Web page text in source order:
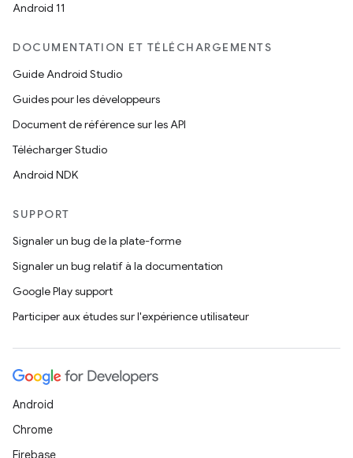
Android 11
DOCUMENTATION ET TÉLÉCHARGEMENTS
Guide Android Studio
Guides pour les développeurs
Document de référence sur les API
Télécharger Studio
Android NDK
SUPPORT
Signaler un bug de la plate-forme
Signaler un bug relatif à la documentation
Google Play support
Participer aux études sur l'expérience utilisateur
Android
Chrome
Firebase